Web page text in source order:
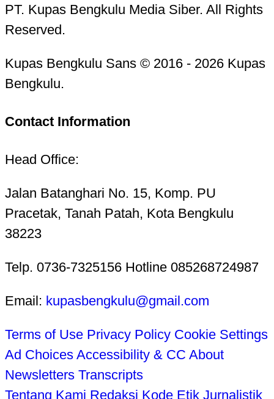
PT. Kupas Bengkulu Media Siber. All Rights
Reserved.
Kupas Bengkulu Sans © 2016 - 2026 Kupas
Bengkulu.
Contact Information
Head Office:
Jalan Batanghari No. 15, Komp. PU
Pracetak, Tanah Patah, Kota Bengkulu
38223
Telp. 0736-7325156 Hotline 085268724987
Email: kupasbengkulu@gmail.com
Terms of Use Privacy Policy Cookie Settings
Ad Choices Accessibility & CC About
Newsletters Transcripts
Tentang Kami Redaksi Kode Etik Jurnalistik